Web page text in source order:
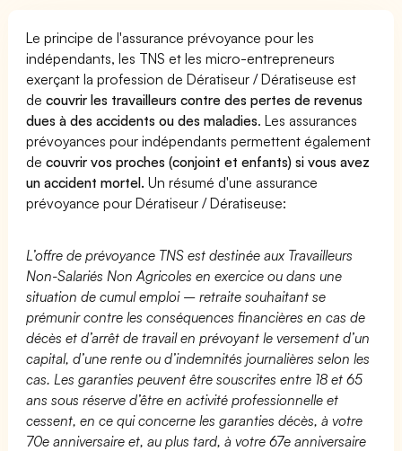
Le principe de l'assurance prévoyance pour les
indépendants, les TNS et les micro-entrepreneurs
exerçant la profession de Dératiseur / Dératiseuse est
decouvrir les travailleurs contre des pertes de revenus
dues à des accidents ou des maladies. Les assurances
prévoyances pour indépendants permettent également
decouvrir vos proches (conjoint et enfants) si vous avez
un accident mortel. Un résumé d'une assurance
prévoyance pour Dératiseur / Dératiseuse:
L’offre de prévoyance TNS est destinée aux Travailleurs
Non-Salariés Non Agricoles en exercice ou dans une
situation de cumul emploi – retraite souhaitant se
prémunir contre les conséquences financières en cas de
décès et d’arrêt de travail en prévoyant le versement d’un
capital, d’une rente ou d’indemnités journalières selon les
cas. Les garanties peuvent être souscrites entre 18 et 65
ans sous réserve d’être en activité professionnelle et
cessent, en ce qui concerne les garanties décès, à votre
70e anniversaire et, au plus tard, à votre 67e anniversaire